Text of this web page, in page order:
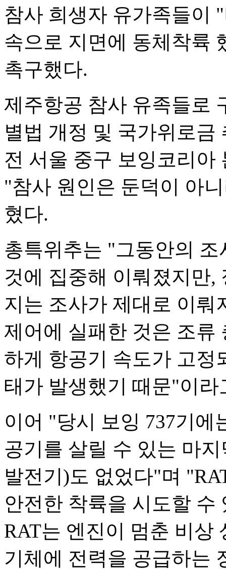
참사 희생자 유가족들이
속으로 지면에 동체착륙
촉구했다.
제주항공 참사 유족들로
별법 개정 및 국가위로금
전 서울 중구 보잉코리아
"참사 원인은 둔덕이 아
혔다.
총특위추는 "그동안의
것에 집중해 이뤄졌지만,
지는 조사가 제대로 이
제어에 실패한 것은 조류
하게 항공기 속도가 고정
태가 발생했기 때문"이라
이어 "당시 보잉 737기에
공기를 살릴 수 있는 마
발전기)도 없었다"며
안전한 착륙을 시도할
RAT는 엔진이 멈춘 비상
기체에 전력을 공급하는